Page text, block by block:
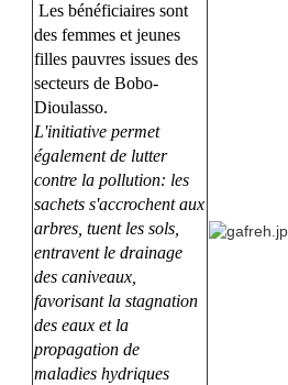
Les bénéficiaires sont
des femmes et jeunes
filles pauvres issues des
secteurs de Bobo-
Dioulasso.
L'initiative permet
également de lutter
contre la pollution: les
sachets s'accrochent aux
arbres, tuent les sols,
entravent le drainage
des caniveaux,
favorisant la stagnation
des eaux et la
propagation de
maladies hydriques